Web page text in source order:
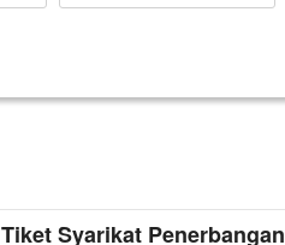
Tiket Syarikat Penerbangan